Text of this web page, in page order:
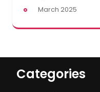
March 2025
Categories